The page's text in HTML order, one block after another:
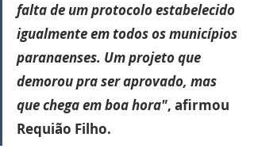
falta de um protocolo estabelecido
igualmente em todos os municípios
paranaenses. Um projeto que
demorou pra ser aprovado, mas
que chega em boa hora", afirmou
Requião Filho.